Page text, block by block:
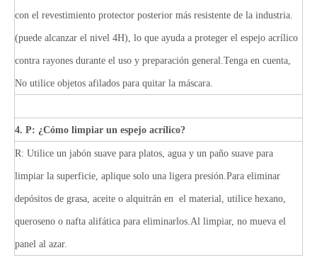
con el revestimiento protector posterior más resistente de la industria.
(puede alcanzar el nivel 4H), lo que ayuda a proteger el espejo acrílico
contra rayones durante el uso y preparación general.Tenga en cuenta,
No utilice objetos afilados para quitar la máscara.
4. P: ¿Cómo limpiar un espejo acrílico?
R: Utilice un jabón suave para platos, agua y un paño suave para
limpiar la superficie, aplique solo una ligera presión.Para eliminar
depósitos de grasa, aceite o alquitrán en el material, utilice hexano,
queroseno o nafta alifática para eliminarlos.Al limpiar, no mueva el
panel al azar.